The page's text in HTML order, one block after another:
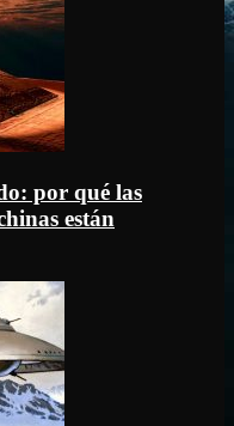
por qué las
están